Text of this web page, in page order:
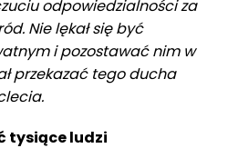
odpowiedzialności za
Nie lękał się być
i pozostawać nim w
przekazać tego ducha
tysiące ludzi